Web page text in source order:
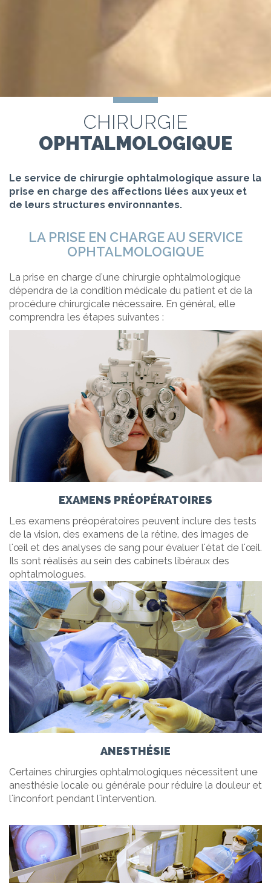
CHIRURGIE
OPHTALMOLOGIQUE
Le service de chirurgie ophtalmologique assure la
prise en charge des affections liées aux yeux et
de leurs structures environnantes.
LA PRISE EN CHARGE AU SERVICE
OPHTALMOLOGIQUE
La prise en charge d'une chirurgie ophtalmologique
dépendra de la condition médicale du patient et de la
procédure chirurgicale nécessaire. En général, elle
comprendra les étapes suivantes :
EXAMENS PRÉOPÉRATOIRES
Les examens préopératoires peuvent inclure des tests
de la vision, des examens de la rétine, des images de
l'œil et des analyses de sang pour évaluer l'état de l'œil.
Ils sont réalisés au sein des cabinets libéraux des
ophtalmologues.
ANESTHÉSIE
Certaines chirurgies ophtalmologiques nécessitent une
anesthésie locale ou générale pour réduire la douleur et
l'inconfort pendant l'intervention.